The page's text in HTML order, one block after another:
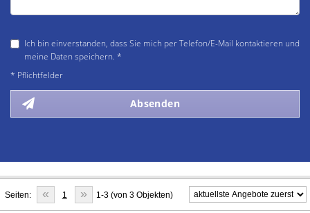
Ich bin einverstanden, dass Sie mich per Telefon/E-Mail kontaktieren und
meine Daten speichern. *
* Pflichtfelder
Absenden
Seiten: « 1 » 1-3 (von 3 Objekten)